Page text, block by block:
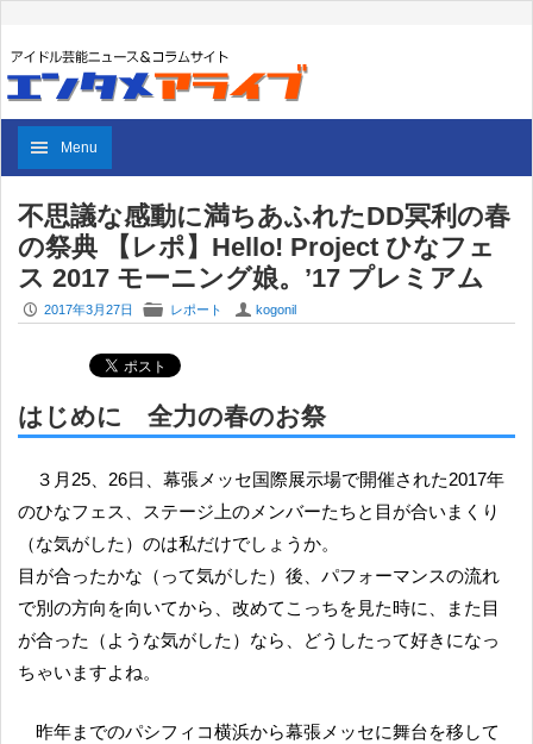
Menu
不思議な感動に満ちあふれたDD冥利の春
の祭典 【レポ】Hello! Project ひなフェ
ス 2017 モーニング娘。’17 プレミアム
P 2017年3月27日 F レポート U kogonil
はじめに 全力の春のお祭
３月25、26日、幕張メッセ国際展示場で開催された2017年
のひなフェス、ステージ上のメンバーたちと目が合いまくり
（な気がした）のは私だけでしょうか。
目が合ったかな（って気がした）後、パフォーマンスの流れ
で別の方向を向いてから、改めてこっちを見た時に、また目
が合った（ような気がした）なら、どうしたって好きになっ
ちゃいますよね。
昨年までのパシフィコ横浜から幕張メッセに舞台を移して